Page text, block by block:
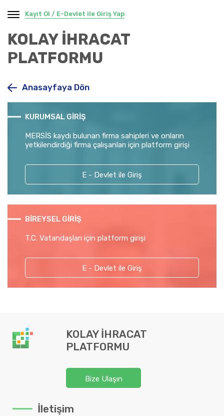
Kayıt Ol / E-Devlet ile Giriş Yap
KOLAY İHRACAT
PLATFORMU
Anasayfaya Dön
KURUMSAL GİRİŞ
MERSİS kaydı bulunan firma sahipleri ve onların
yetkilendirdiği firma çalışanları için platform girişi
E - Devlet ile Giriş
BİREYSEL GİRİŞ
T.C. Vatandaşları için platform girişi
E - Devlet ile Giriş
KOLAY İHRACAT
PLATFORMU
Bize Ulaşın
İletişim